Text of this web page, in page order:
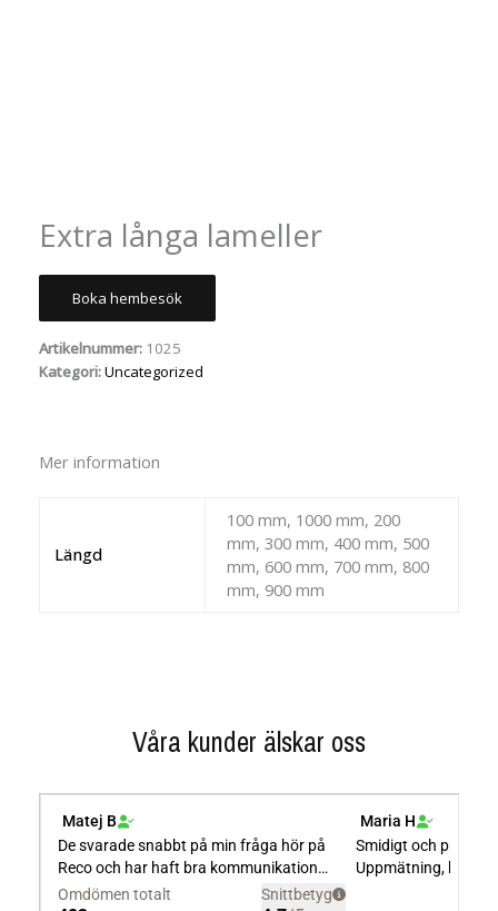
Extra långa lameller
Boka hembesök
Artikelnummer: 1025
Kategori:Uncategorized
Mer information
Längd
100 mm, 1000 mm, 200
mm, 300 mm, 400 mm, 500
mm, 600 mm, 700 mm, 800
mm, 900 mm
Våra kunder älskar oss